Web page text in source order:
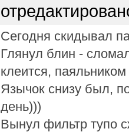
Сегодня скидывал
Глянул блин -
клеится,
Язычок снизу был,
день)))
Вынул фильтр тупо